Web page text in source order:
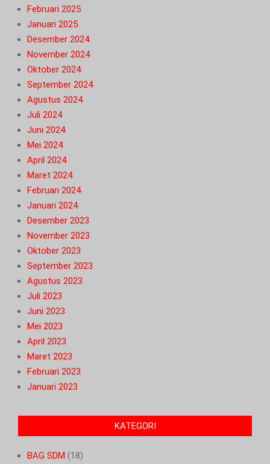
Februari 2025
Januari 2025
Desember 2024
November 2024
Oktober 2024
September 2024
Agustus 2024
Juli 2024
Juni 2024
Mei 2024
April 2024
Maret 2024
Februari 2024
Januari 2024
Desember 2023
November 2023
Oktober 2023
September 2023
Agustus 2023
Juli 2023
Juni 2023
Mei 2023
April 2023
Maret 2023
Februari 2023
Januari 2023
KATEGORI
BAG SDM (18)